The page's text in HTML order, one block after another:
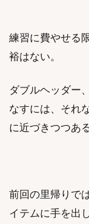
練習に費やせる
裕はない。
ダブルヘッダー
なすには、それ
に近づきつつある
前回の里帰りで
イテムに手を出